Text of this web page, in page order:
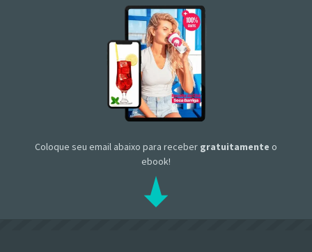
Coloque seu email abaixo para receber gratuitamente o
ebook!